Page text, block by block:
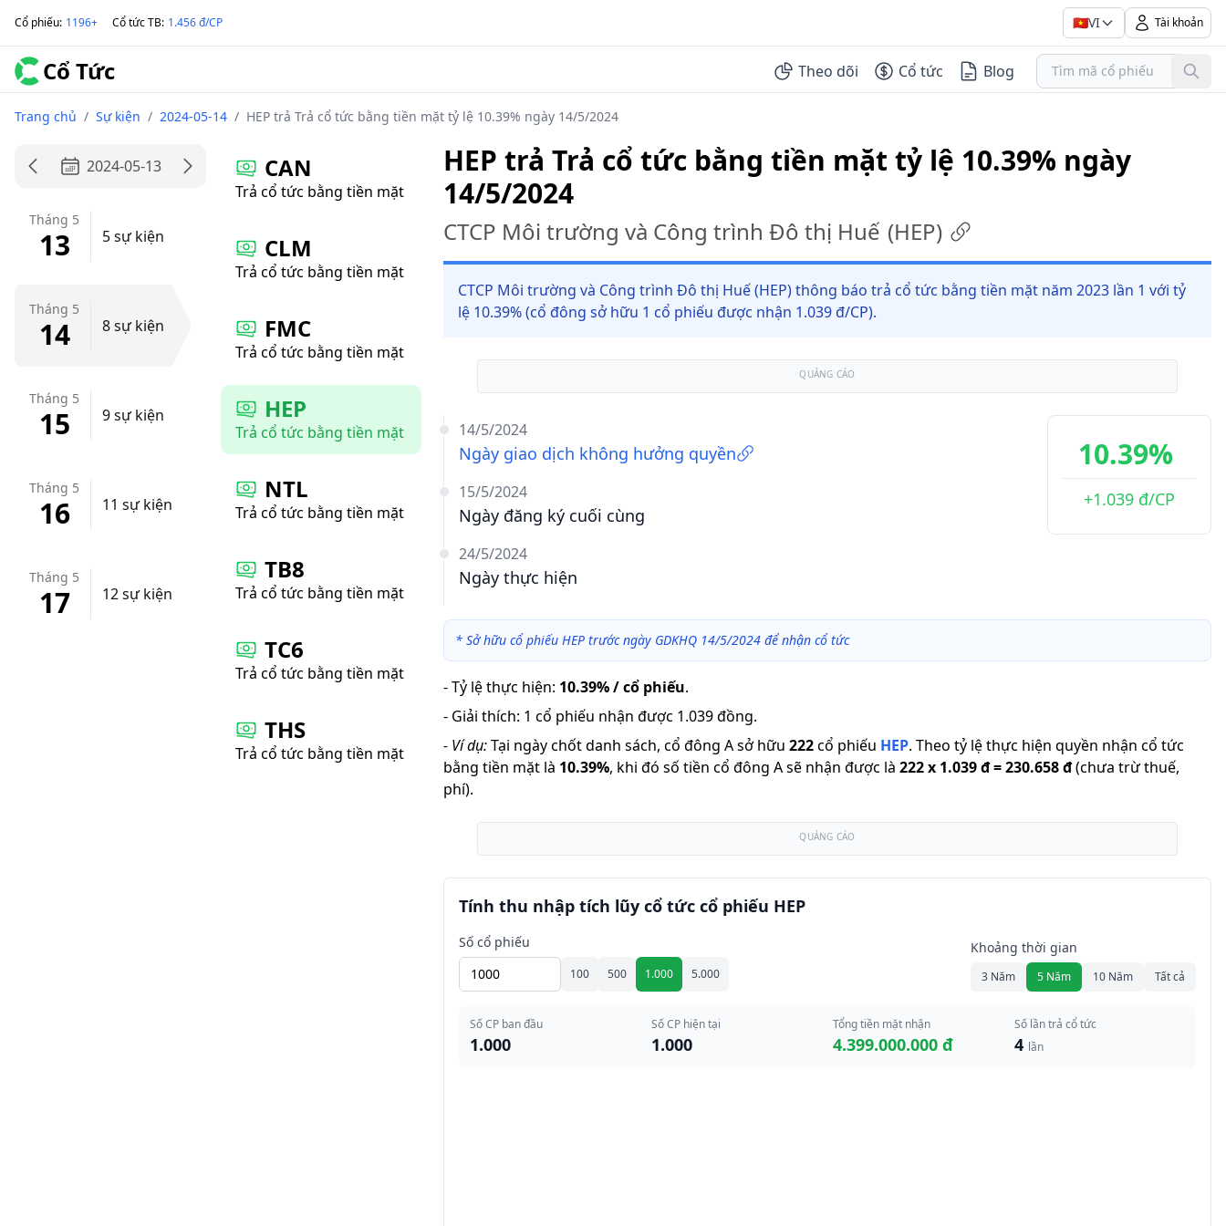
Cổ phiếu: 1196+ Cổ tức TB: 1.456 đ/CP 🇻🇳VI Tài khoản
Cổ Tức Theo dõi Cổ tức Blog
Trang chủ / Sự kiện / 2024-05-14 / HEP trả Trả cổ tức bằng tiền mặt tỷ lệ 10.39% ngày 14/5/2024
2024-05-13
Tháng 5
13 5 sự kiện
Tháng 5
14 8 sự kiện
Tháng 5
15 9 sự kiện
Tháng 5
16 11 sự kiện
Tháng 5
17 12 sự kiện
CAN
Trả cổ tức bằng tiền mặt
CLM
Trả cổ tức bằng tiền mặt
FMC
Trả cổ tức bằng tiền mặt
HEP
Trả cổ tức bằng tiền mặt
NTL
Trả cổ tức bằng tiền mặt
TB8
Trả cổ tức bằng tiền mặt
TC6
Trả cổ tức bằng tiền mặt
THS
Trả cổ tức bằng tiền mặt
HEP trả Trả cổ tức bằng tiền mặt tỷ lệ 10.39% ngày
14/5/2024
CTCP Môi trường và Công trình Đô thị Huế (HEP)
CTCP Môi trường và Công trình Đô thị Huế (HEP) thông báo trả cổ tức bằng tiền mặt năm 2023 lần 1 với tỷ
lệ 10.39% (cổ đông sở hữu 1 cổ phiếu được nhận 1.039 đ/CP).
QUẢNG CÁO
14/5/2024
Ngày giao dịch không hưởng quyền
15/5/2024
Ngày đăng ký cuối cùng
24/5/2024
Ngày thực hiện
10.39%
+1.039 đ/CP
* Sở hữu cổ phiếu HEP trước ngày GDKHQ 14/5/2024 để nhận cổ tức
-Tỷ lệ thực hiện: 10.39% / cổ phiếu.
- Giải thích: 1 cổ phiếu nhận được 1.039 đồng.
- Ví dụ:Tại ngày chốt danh sách, cổ đông A sở hữu 222cổ phiếu HEP. Theo tỷ lệ thực hiện quyền nhận cổ tức
bằng tiền mặt là 10.39%, khi đó số tiền cổ đông A sẽ nhận được là 222x 1.039 đ=230.658 đ(chưa trừ thuế,
phí).
QUẢNG CÁO
Tính thu nhập tích lũy cổ tức cổ phiếu HEP
Số cổ phiếu
100 500 1.000 5.000
Khoảng thời gian
3 Năm 5 Năm 10 Năm Tất cả
Số CP ban đầu
1.000
Số CP hiện tại
1.000
Tổng tiền mặt nhận
4.399.000.000 đ
Số lần trả cổ tức
4 lần